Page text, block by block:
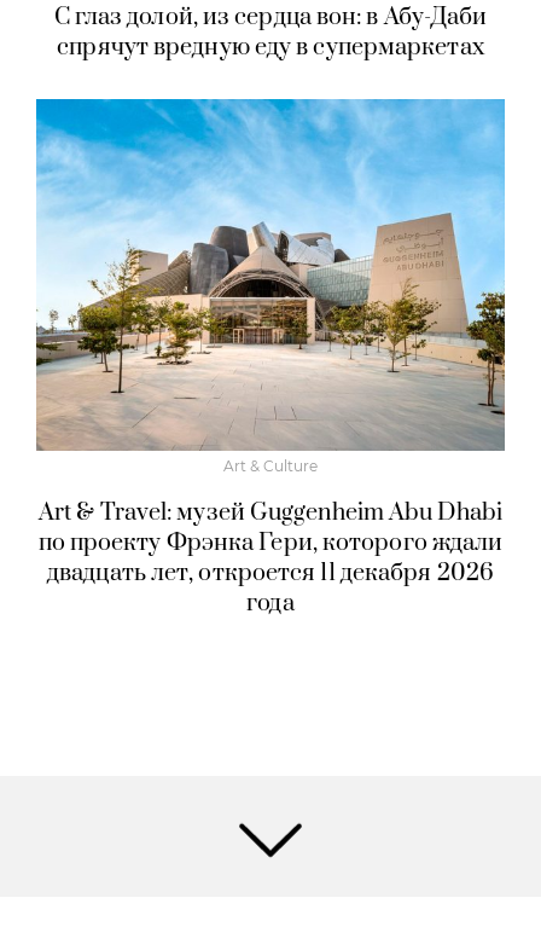
С глаз долой, из сердца вон: в Абу-Даби
спрячут вредную еду в супермаркетах
Art & Culture
Art & Travel: музей Guggenheim Abu Dhabi
по проекту Фрэнка Гери, которого ждали
двадцать лет, откроется 11 декабря 2026
года